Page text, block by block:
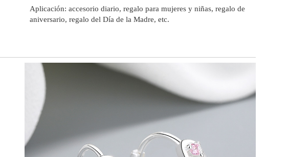
Aplicación: accesorio diario, regalo para mujeres y niñas, regalo de
aniversario, regalo del Día de la Madre, etc.